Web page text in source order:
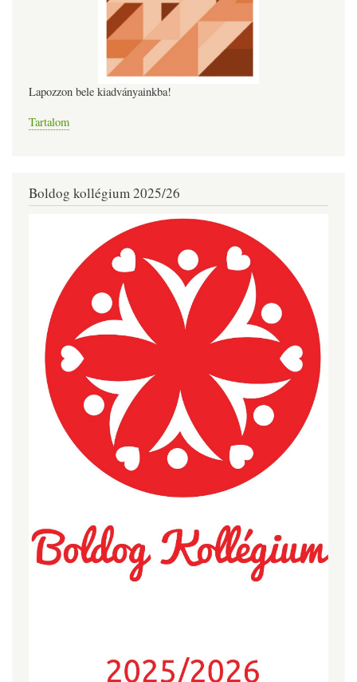
Lapozzon bele kiadványainkba!
Tartalom
Boldog kollégium 2025/26